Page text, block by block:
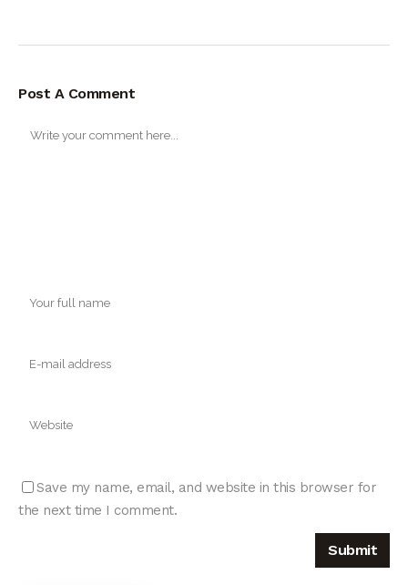
Post A Comment
Save my name, email, and website in this browser for
the next time I comment.